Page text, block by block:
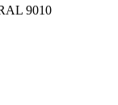
9010